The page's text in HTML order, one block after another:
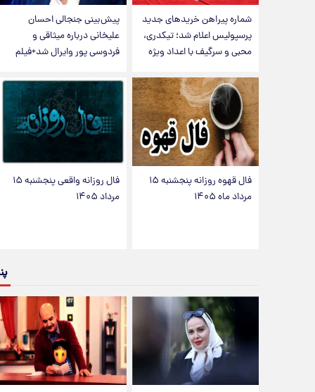
شماره پیراهن خریدهای جدید
پرسپولیس اعلام شد؛ تیکدری،
محبی و سرگیف با اعداد ویژه
پیش‌بینی جنجالی احسان
علیخانی درباره میثاقی و
فردوسی پور وایرال شد+فیلم
فال قهوه روزانه پنجشنبه ۱۵
مرداد ماه ۱۴۰۵
فال روزانه واقعی پنجشنبه ۱۵
مرداد ۱۴۰۵